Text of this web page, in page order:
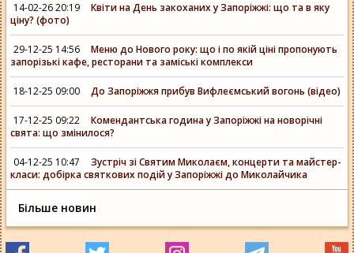
14-02-26 20:19
Квіти на День закоханих у Запоріжжі: що та в яку
ціну? (фото)
29-12-25 14:56
Меню до Нового року: що і по якій ціні пропонують
запорізькі кафе, ресторани та заміські комплекси
18-12-25 09:00 До Запоріжжя прибув Вифлеємський вогонь (відео)
17-12-25 09:22
Комендантська година у Запоріжжі на новорічні
свята: що змінилося?
04-12-25 10:47
Зустріч зі Святим Миколаєм, концерти та майстер-
класи: добірка святкових подій у Запоріжжі до Миколайчика
Більше новин